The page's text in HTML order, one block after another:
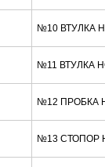
№10 ВТУЛКА
№11 ВТУЛКА
№12 ПРОБКА
№13 СТОПОР